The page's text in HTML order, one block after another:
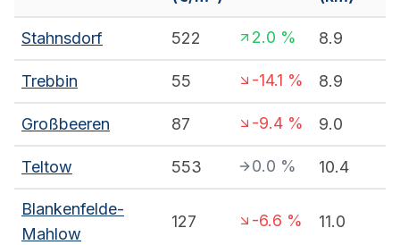
Stahnsdorf 522 2.0 % 8.9
Trebbin 55 -14.1 % 8.9
Großbeeren 87 -9.4 % 9.0
Teltow 553 0.0 % 10.4
Blankenfelde-
Mahlow
127 -6.6 % 11.0